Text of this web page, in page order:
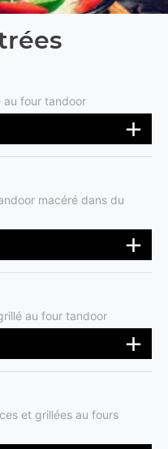
au four tandoor
macéré dans du
au four tandoor
et grillées au fours